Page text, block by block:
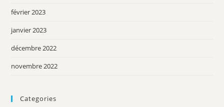
février 2023
janvier 2023
décembre 2022
novembre 2022
Categories